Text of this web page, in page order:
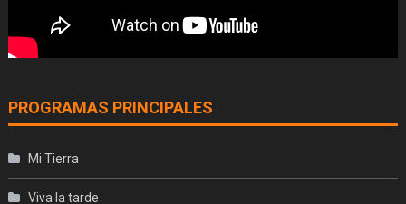
PROGRAMAS PRINCIPALES
Mi Tierra
Viva la tarde